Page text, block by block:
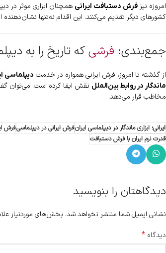
امروزه نیز فرش دستبافت ایرانی همچنان ابزاری موثر در
کشورهای دیگر تقدیم می‌کنند. این اقدام نه‌تنها نشان‌دهنده
جمع‌بندی: فرشیکه تاریخ را به
از گذشته تا امروز، فرش ایرانی همواره در خدمت دیپلماسی
ماندگار در روابط بین‌الملل نقش ایفا کرده است. می‌توان
مخاطب قرار می‌دهد.
ایرانی؛ ابزاری ماندگار در دیپلماسی ایرانفرش ایرانی در دیپلماسیفرش
قدرت نرم ایران با فرش دستبافت
دیدگاهتان را بنویسید
نشانی ایمیل شما منتشر نخواهد شد. بخش‌های موردنیاز
دیدگاه *